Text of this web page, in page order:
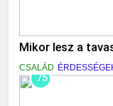
Mikor lesz a
CSALÁD
75